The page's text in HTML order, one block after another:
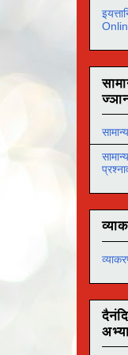
या